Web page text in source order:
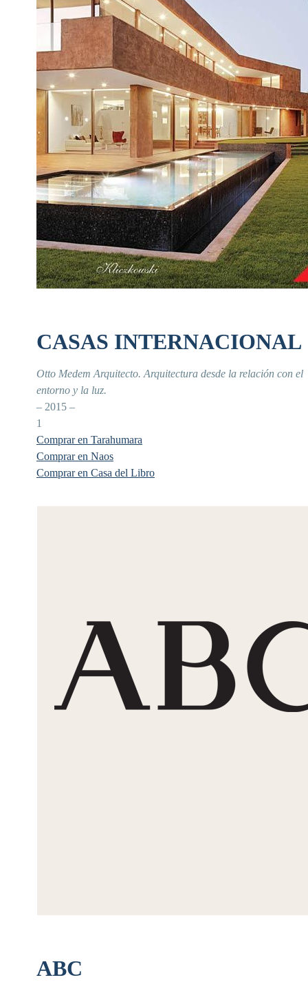
CASAS INTERNACIONAL
Otto Medem Arquitecto. Arquitectura desde la relación con el
entorno y la luz.
– 2015 –
1
Comprar en Tarahumara
Comprar en Naos
Comprar en Casa del Libro
ABC